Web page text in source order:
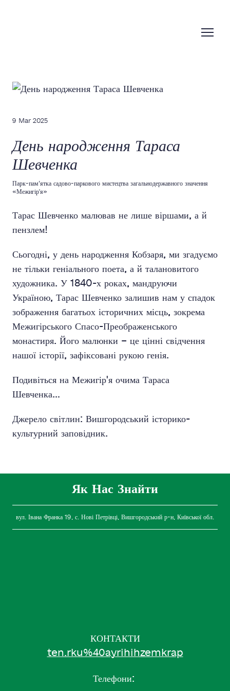
9 Mar 2025
День народження Тараса
Шевченка
Парк-пам’ятка садово-паркового мистецтва загальнодержавного значення
«Межигір'я»
Тарас Шевченко малював не лише віршами, а й
пензлем!
Сьогодні, у день народження Кобзаря, ми згадуємо
не тільки геніального поета, а й талановитого
художника. У 1840-х роках, мандруючи
Україною, Тарас Шевченко залишив нам у спадок
зображення багатьох історичних місць, зокрема
Межигірського Спасо-Преображенського
монастиря. Його малюнки – це цінні свідчення
нашої історії, зафіксовані рукою генія.
Подивіться на Межигір'я очима Тараса
Шевченка…
Джерело світлин: Вишгородський історико-
культурний заповідник.
Як Нас Знайти
вул. Івана Франка 19, с. Нові Петрівці, Вишгородський р-н, Київської обл.
КОНТАКТИ
ten.rku%40ayrihihzemkrap
Телефони: